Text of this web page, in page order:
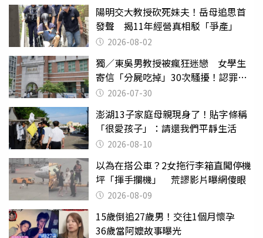
陽明交大教授砍死妹夫！岳母追思首
發聲 揭11年經營真相駁「爭產」
2026-08-02
獨／東吳男教授被瘋狂迷戀 女學生
寄信「分屍吃掉」30次騷擾！認罪免
關 2026-07-30
澎湖13子家庭母親現身了！貼字條稱
「很愛孩子」：請還我們平靜生活
2026-08-10
以為在搭公車？2女拖行李箱直闖停機
坪「揮手攔機」 荒謬影片曝網傻眼
2026-08-09
15歲倒追27歲男！交往1個月懷孕
36歲當阿嬤故事曝光